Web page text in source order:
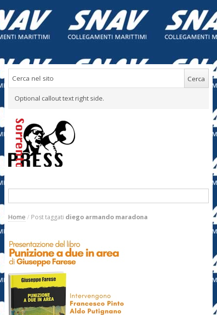
Optional callout text right side.
Home / Post taggati diego armando maradona